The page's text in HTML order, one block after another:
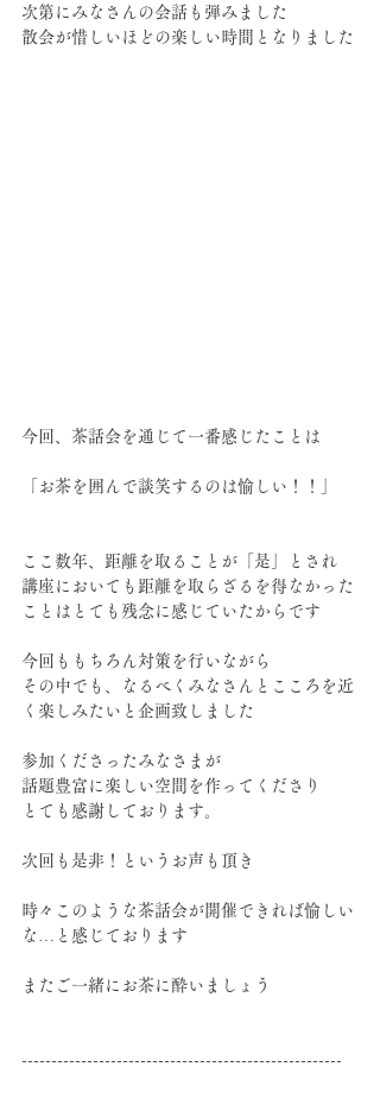
次第にみなさんの会話も弾みました
散会が惜しいほどの楽しい時間となりました
今回、茶話会を通じて一番感じたことは
「お茶を囲んで談笑するのは愉しい！！」
ここ数年、距離を取ることが「是」とされ
講座においても距離を取らざるを得なかった
ことはとても残念に感じていたからです
今回ももちろん対策を行いながら
その中でも、なるべくみなさんとこころを近
く楽しみたいと企画致しました
参加くださったみなさまが
話題豊富に楽しい空間を作ってくださり
とても感謝しております。
次回も是非！というお声も頂き
時々このような茶話会が開催できれば愉しい
な…と感じております
またご一緒にお茶に酔いましょう
------------------------------------------------------